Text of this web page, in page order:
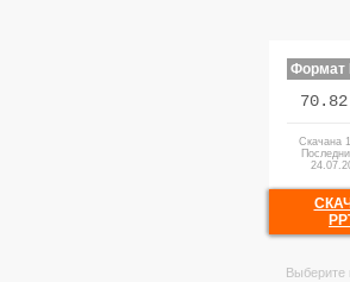
Формат
Скачана
Выберите